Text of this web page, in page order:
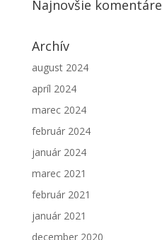
Najnovšie komentáre
Archív
august 2024
apríl 2024
marec 2024
február 2024
január 2024
marec 2021
február 2021
január 2021
december 2020